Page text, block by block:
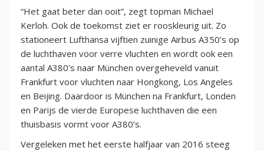
“Het gaat beter dan ooit”, zegt topman Michael
Kerloh. Ook de toekomst ziet er rooskleurig uit. Zo
stationeert Lufthansa vijftien zuinige Airbus A350’s op
de luchthaven voor verre vluchten en wordt ook een
aantal A380’s naar München overgeheveld vanuit
Frankfurt voor vluchten naar Hongkong, Los Angeles
en Beijing. Daardoor is München na Frankfurt, Londen
en Parijs de vierde Europese luchthaven die een
thuisbasis vormt voor A380’s.
Vergeleken met het eerste halfjaar van 2016 steeg